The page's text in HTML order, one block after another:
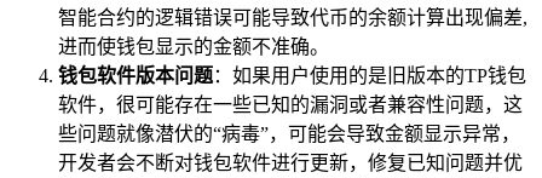
智能合约的逻辑错误可能导致代币的余额计算出现偏差,
进而使钱包显示的金额不准确。
钱包软件版本问题：如果用户使用的是旧版本的TP钱包
软件，很可能存在一些已知的漏洞或者兼容性问题，这
些问题就像潜伏的“病毒”，可能会导致金额显示异常，
开发者会不断对钱包软件进行更新，修复已知问题并优